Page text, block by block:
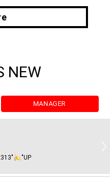
NEW
MANAGER
"UP